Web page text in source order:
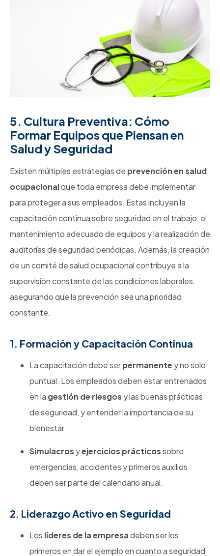
5. Cultura Preventiva: Cómo
Formar Equipos que Piensan en
Salud y Seguridad
Existen múltiples estrategias de prevención en salud
ocupacionalque toda empresa debe implementar
para proteger a sus empleados. Estas incluyen la
capacitación continua sobre seguridad en el trabajo, el
mantenimiento adecuado de equipos y la realización de
auditorías de seguridad periódicas. Además, la creación
de un comité de salud ocupacional contribuye a la
supervisión constante de las condiciones laborales,
asegurando que la prevención sea una prioridad
constante.
1. Formación y Capacitación Continua
La capacitación debe serpermanente y no solo
puntual. Los empleados deben estar entrenados
en la gestión de riesgos y las buenas prácticas
de seguridad, y entender la importancia de su
bienestar.
Simulacros yejercicios prácticossobre
emergencias, accidentes y primeros auxilios
deben ser parte del calendario anual.
2. Liderazgo Activo en Seguridad
Los líderes de la empresadeben ser los
primeros en dar el ejemplo en cuanto a seguridad